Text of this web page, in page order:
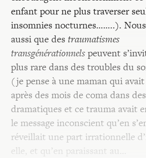
enfant pour ne plus traverser
insomnies nocturnes……..). Nous
aussi que destraumatismes
transgénérationnelspeuvent
plus rare dans des troubles du
(je pense à une maman qui
après des mois de coma dans
dramatiques et ce trauma avait
le message inconscient qu’en
réveillait une part irrationnelle
elle, et qu’en paraissant au…